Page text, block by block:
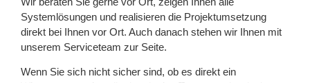
Systemlösungen und realisieren die Projektumsetzung
direkt bei Ihnen vor Ort. Auch danach stehen wir Ihnen mit
unserem Serviceteam zur Seite.
Wenn Sie sich nicht sicher sind, ob es direkt ein